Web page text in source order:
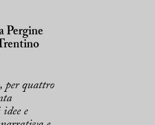
Pergine
per quattro
e